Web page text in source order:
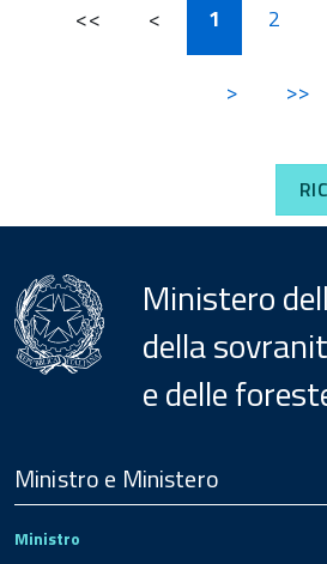
<< < 1 2
> >>
Ministero
della
e delle
Footer
Ministro e Ministero
Ministro